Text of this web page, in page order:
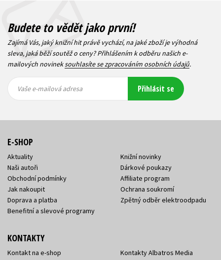
Budete to vědět jako první!
Zajímá Vás, jaký knižní hit právě vychází, na jaké zboží je výhodná
sleva, jaká běží soutěž o ceny? Přihlášením k odběru našich e-
mailových novineksouhlasíte se zpracováním osobních údajů.
mailová
mailová
Vaše e-mailová adresa Přihlásit se
E-SHOP
Aktuality
Naši autoři
Obchodní podmínky
Jak nakoupit
Doprava a platba
Benefitní a slevové programy
Knižní novinky
Dárkové poukazy
Affiliate program
Ochrana soukromí
Zpětný odběr elektroodpadu
KONTAKTY
Kontakt na e-shop
Kontakty Albatros Media